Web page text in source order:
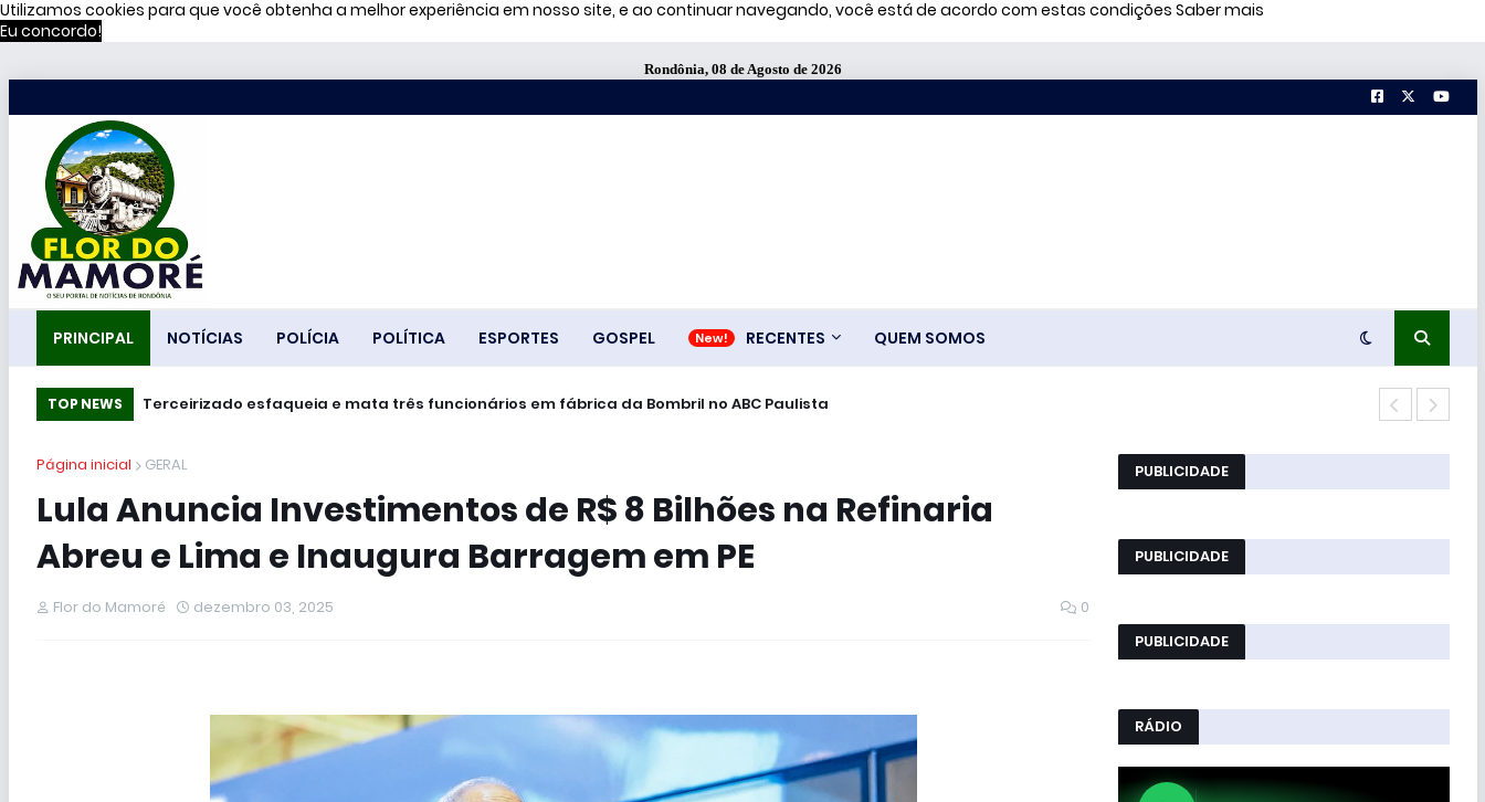
Utilizamos cookies para que você obtenha a melhor experiência em nosso site, e ao continuar navegando, você está de acordo com estas condições Saber mais
Eu concordo!
Rondônia, 08 de Agosto de 2026
PRINCIPAL NOTÍCIAS POLÍCIA POLÍTICA ESPORTES GOSPEL RECENTES QUEM SOMOS
TOP NEWS Terceirizado esfaqueia e mata três funcionários em fábrica da Bombril no ABC Paulista
Página inicial GERAL
Lula Anuncia Investimentos de R$ 8 Bilhões na Refinaria
Abreu e Lima e Inaugura Barragem em PE
Flor do Mamoré dezembro 03, 2025 0
PUBLICIDADE
PUBLICIDADE
PUBLICIDADE
RÁDIO